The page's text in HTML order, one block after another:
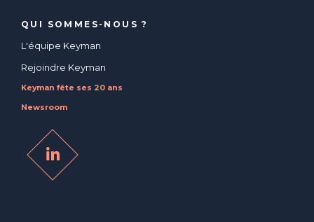
QUI SOMMES-NOUS ?
L'équipe Keyman
Rejoindre Keyman
Keyman fête ses 20 ans
Newsroom